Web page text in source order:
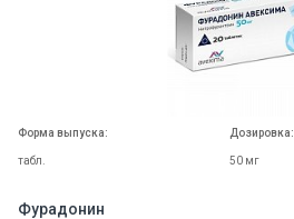
Форма выпуска:
табл.
Дозировка:
50 мг
Фурадонин